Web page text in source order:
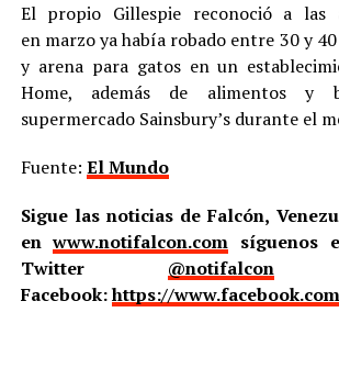
El propio Gillespie reconoció a las
en marzo ya había robado entre 30 y
y arena para gatos en un
Home, además de alimentos y
supermercado Sainsbury’s durante el
Fuente: El Mundo
Sigue las noticias de Falcón,
enwww.notifalcon.com síguenos
Twitter @notifalcony
Facebook:https://www.facebook.com